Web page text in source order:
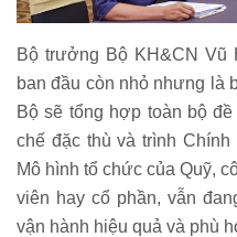
Bộ trưởng Bộ KH&CN Vũ
ban đầu còn nhỏ nhưng là
Bộ sẽ tổng hợp toàn bộ
chế đặc thù và trình
Mô hình tổ chức của Quỹ,
viên hay cổ phần, vẫn
vận hành hiệu quả và phù